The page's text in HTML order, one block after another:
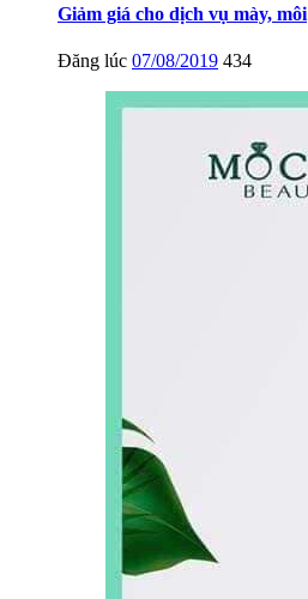
Giảm giá cho dịch vụ mày, môi
Đăng lúc 07/08/2019 434